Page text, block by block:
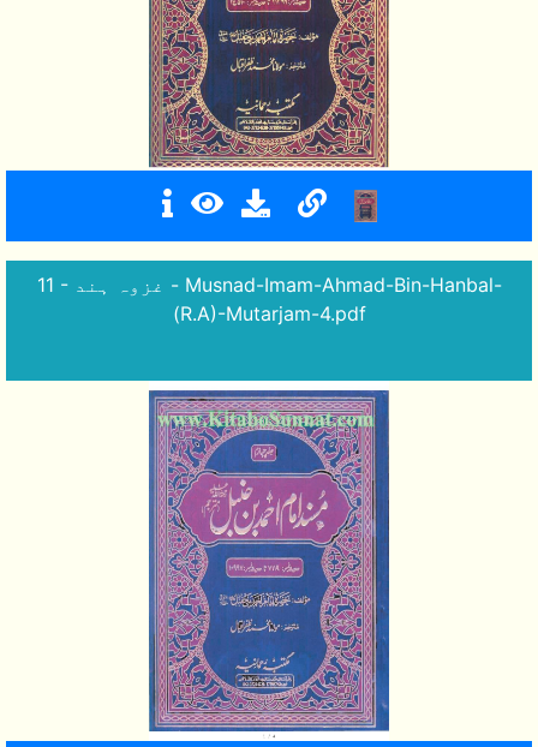
11 - غزوہ ہند - Musnad-Imam-Ahmad-Bin-Hanbal-
(R.A)-Mutarjam-4.pdf